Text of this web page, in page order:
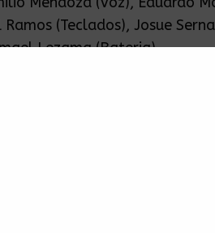
(Teclados), Josue
Lezama (Bateria).